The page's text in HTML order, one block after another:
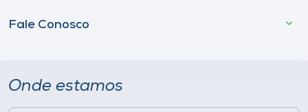
Fale Conosco
Onde estamos